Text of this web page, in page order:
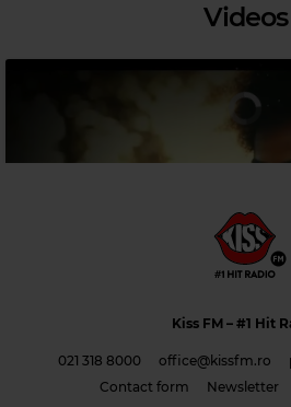
RIGHT HERE WAITING
Videos
Kiss FM – #1 Hit
021 318 8000 office@kissfm.ro
Contact form
Newsletter